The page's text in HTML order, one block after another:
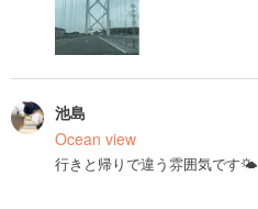
池島
Ocean view
行きと帰りで違う雰囲気です🌤